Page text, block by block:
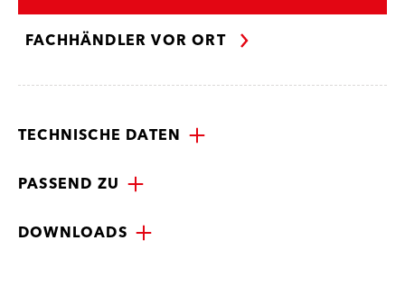
FACHHÄNDLER VOR ORT
TECHNISCHE DATEN
PASSEND ZU
DOWNLOADS